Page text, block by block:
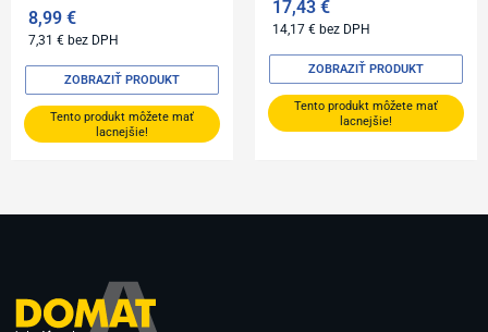
8,99€
7,31€ bez DPH
Tento produkt môžete mať
lacnejšie!
ZOBRAZIŤ PRODUKT
17,43€
14,17€ bez DPH
Tento produkt môžete mať
lacnejšie!
ZOBRAZIŤ PRODUKT